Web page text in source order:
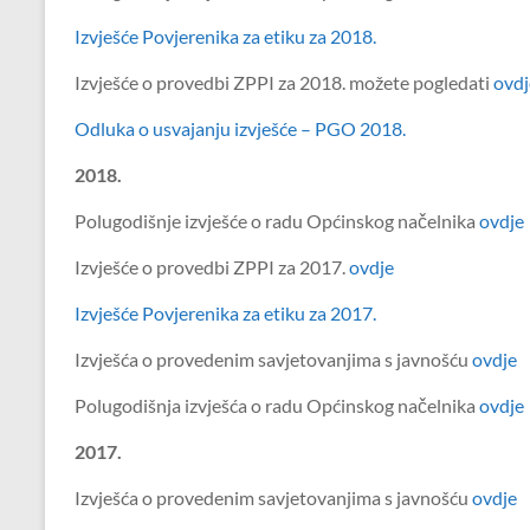
Izvješće Povjerenika za etiku za 2018.
Izvješće o provedbi ZPPI za 2018. možete pogledati
Odluka o usvajanju izvješće – PGO 2018.
2018.
Polugodišnje izvješće o radu Općinskog načelnika ovdje
Izvješće o provedbi ZPPI za 2017.ovdje
Izvješće Povjerenika za etiku za 2017.
Izvješća o provedenim savjetovanjima s javnošću ovdje
Polugodišnja izvješća o radu Općinskog načelnika ovdje
2017.
Izvješća o provedenim savjetovanjima s javnošću ovdje